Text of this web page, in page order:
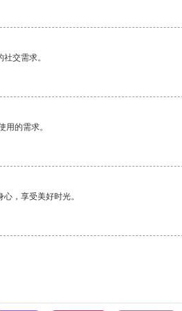
交需求。
用的需求。
，享受美好时光。